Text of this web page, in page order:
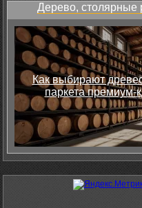
Дерево, столярные
Как выбирают
паркета премиум-